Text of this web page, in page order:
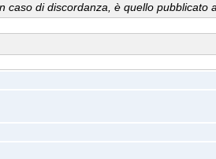
di discordanza, è quello pubblicato